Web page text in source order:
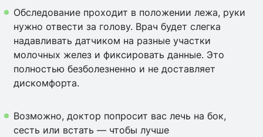
Обследование проходит в положении лежа, руки
нужно отвести за голову. Врач будет слегка
надавливать датчиком на разные участки
молочных желез и фиксировать данные. Это
полностью безболезненно и не доставляет
дискомфорта.
Возможно, доктор попросит вас лечь на бок,
сесть или встать — чтобы лучше